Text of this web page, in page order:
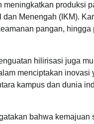
produksi
Menengah (IKM).
pangan,
hilirisasi juga
menciptakan
kampus dan dunia
bahwa